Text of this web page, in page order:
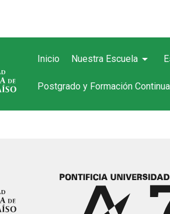
Inicio Nuestra Escuela arrow_drop_down
Postgrado y Formación Continua